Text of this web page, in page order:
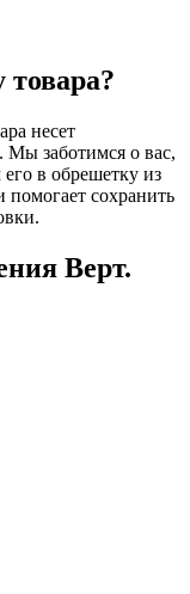
товара?
несет
Мы заботимся о вас,
в обрешетку из
сохранить
Верт.